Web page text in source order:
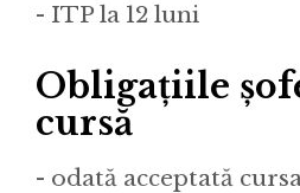
- ITP la 12 luni
Obligațiile
cursă
- odată acceptată